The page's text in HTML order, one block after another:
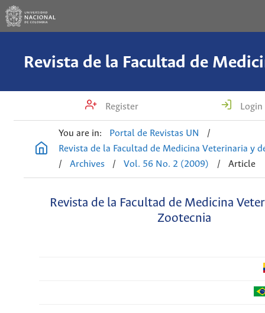
Register Login
You are in: Portal de Revistas UN
/
Revista de la Facultad de Medicina Veterinaria y
/
Archives / Vol. 56 No. 2 (2009) / Article
Revista de la Facultad de Medicina
Zootecnia